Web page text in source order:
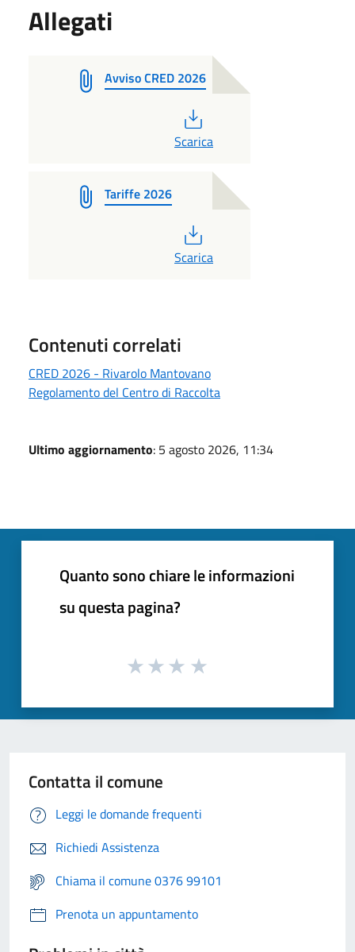
Allegati
Avviso CRED 2026
Scarica
Tariffe 2026
Scarica
Contenuti correlati
CRED 2026 - Rivarolo Mantovano
Regolamento del Centro di Raccolta
Ultimo aggiornamento: 5 agosto 2026, 11:34
Quanto sono chiare le informazioni
su questa pagina?
Contatta il comune
Leggi le domande frequenti
Richiedi Assistenza
Chiama il comune 0376 99101
Prenota un appuntamento